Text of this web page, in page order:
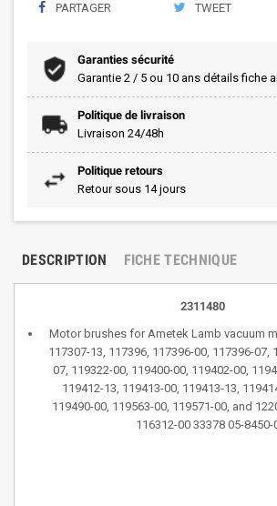
PARTAGER TWEET
Garanties sécurité
Garantie 2 / 5 ou 10 ans détails fiche
Politique de livraison
Livraison 24/48h
Politique retours
Retour sous 14 jours
DESCRIPTION FICHE TECHNIQUE
2311480
Motor brushes for Ametek Lamb vacuum
117307-13, 117396, 117396-00, 117396-07,
07, 119322-00, 119400-00, 119402-00,
119412-13, 119413-00, 119413-13,
119490-00, 119563-00, 119571-00, and
116312-00 33378 05-8450-